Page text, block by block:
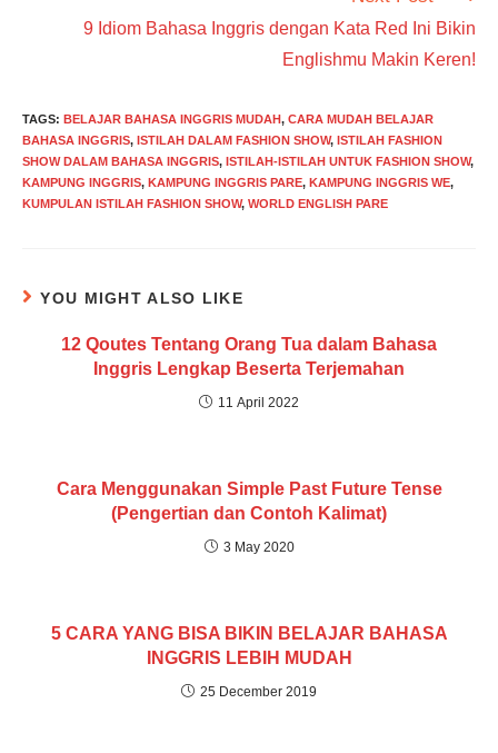
9 Idiom Bahasa Inggris dengan Kata Red Ini Bikin
Englishmu Makin Keren!
TAGS: BELAJAR BAHASA INGGRIS MUDAH, CARA MUDAH BELAJAR
BAHASA INGGRIS, ISTILAH DALAM FASHION SHOW, ISTILAH FASHION
SHOW DALAM BAHASA INGGRIS, ISTILAH-ISTILAH UNTUK FASHION SHOW,
KAMPUNG INGGRIS, KAMPUNG INGGRIS PARE, KAMPUNG INGGRIS WE,
KUMPULAN ISTILAH FASHION SHOW, WORLD ENGLISH PARE
YOU MIGHT ALSO LIKE
12 Qoutes Tentang Orang Tua dalam Bahasa
Inggris Lengkap Beserta Terjemahan
11 April 2022
Cara Menggunakan Simple Past Future Tense
(Pengertian dan Contoh Kalimat)
3 May 2020
5 CARA YANG BISA BIKIN BELAJAR BAHASA
INGGRIS LEBIH MUDAH
25 December 2019